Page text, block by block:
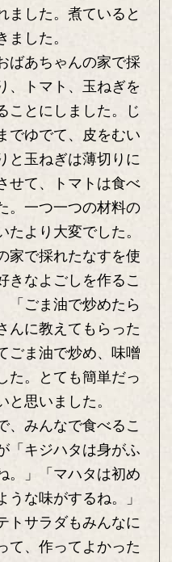
ました。煮ていると
ました。
ばあちゃんの家で採
、トマト、玉ねぎを
ことにしました。じ
でゆでて、皮をむい
と玉ねぎは薄切りに
せて、トマトは食べ
。一つ一つの材料の
より大変でした。
家で採れたなすを使
きなよごしを作るこ
「ごま油で炒めたら
んに教えてもらった
ごま油で炒め、味噌
た。とても簡単だっ
と思いました。
みんなで食べるこ
「キジハタは身がふ
。」「マハタは初め
な味がするね。」
トサラダもみんなに
て、作ってよかった